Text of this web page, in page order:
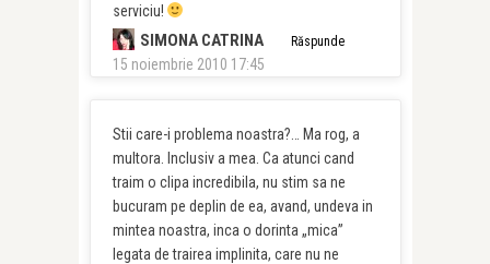
serviciu!
SIMONA CATRINA
15 noiembrie 2010 17:45
Răspunde
Stii care-i problema noastra?… Ma rog, a
multora. Inclusiv a mea. Ca atunci cand
traim o clipa incredibila, nu stim sa ne
bucuram pe deplin de ea, avand, undeva in
mintea noastra, inca o dorinta „mica”
legata de trairea implinita, care nu ne